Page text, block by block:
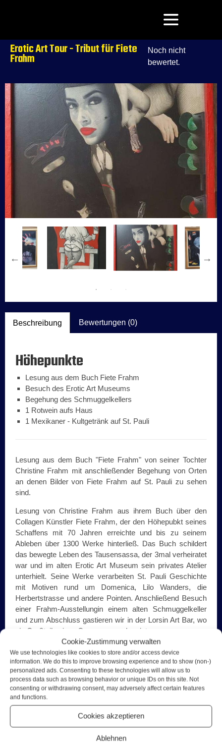
Cookie-Zustimmung verwalten
We use technologies like cookies to store and/or access device
information. We do this to improve browsing experience and to show (non-)
personalized ads. Consenting to these technologies will allow us to
process data such as browsing behavior or unique IDs on this site. Not
consenting or withdrawing consent, may adversely affect certain features
and functions.
Cookies akzeptieren
Ablehnen
Erotic Art Tour - Tribut für Fiete
Frahm
Noch nicht
bewertet.
Beschreibung Bewertungen (0)
Höhepunkte
Lesung aus dem Buch Fiete Frahm
Besuch des Erotic Art Museums
Begehung des Schmuggelkellers
1 Rotwein aufs Haus
1 Mexikaner - Kultgetränk auf St. Pauli
Lesung aus dem Buch "Fiete Frahm" von seiner Tochter
Christine Frahm mit anschließender Begehung von Orten
an denen Bilder von Fiete Frahm auf St. Pauli zu sehen
sind.
Lesung von Christine Frahm aus ihrem Buch über den
Collagen Künstler Fiete Frahm, der den Höhepubkt seines
Schaffens mit 70 Jahren erreichte und bis zu seinem
Ableben über 1300 Werke hinterließ. Das Buch schildert
das bewegte Leben des Tausensassa, der 3mal verheiratet
war und im alten Erotic Art Museum sein privates Atelier
unterhielt. Seine Werke verarbeiten St. Pauli Geschichte
mit Motiven rund um Domenica, Lilo Wanders, die
Herbertstrasse und andere Pointen. Anschließend Besuch
einer Frahm-Ausstellungin einem alten Schmuggelkeller
und zum Abschluss gastieren wir in der Lorsin Art Bar, wo
ein Großteil seines Ouevres zu sehen ist.
Was ist enthalten
1 Rotwein
1 Mexikaner
Was ist nicht enthalten